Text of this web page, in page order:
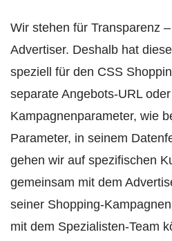
Wir stehen für Transparenz
Advertiser. Deshalb hat
speziell für den CSS
separate Angebots-URL
Kampagnenparameter, wie
Parameter, in seinem
gehen wir auf spezifischen
gemeinsam mit dem
seiner Shopping-
mit dem Spezialisten-Team